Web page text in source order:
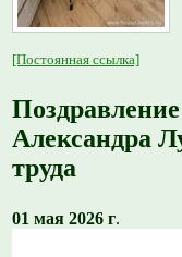
[Постоянная ссылка]
Александра
труда
01 мая 2026 г.